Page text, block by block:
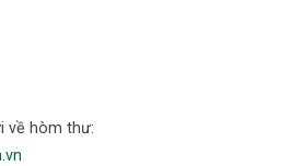
về hòm thư: